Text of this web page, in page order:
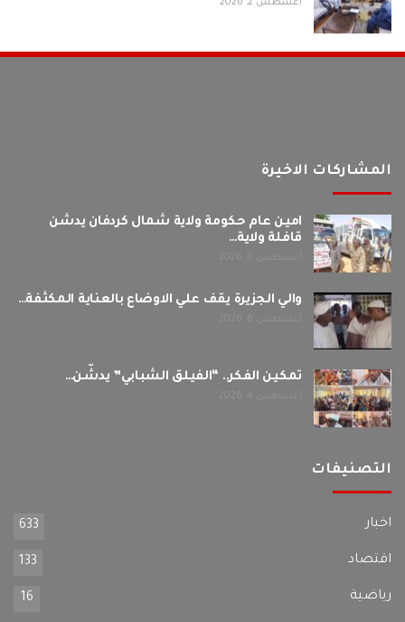
أغسطس 2, 2026
المشاركات الاخيرة
امين عام حكومة ولاية شمال كردفان يدشن
قافلة ولاية…
والي الجزيرة يقف علي الاوضاع بالعناية المكثفة…
تمكين الفكر.. “الفيلق الشبابي” يدشّن…
التصنيفات
اخبار 633
اقتصاد 133
رياضية 16